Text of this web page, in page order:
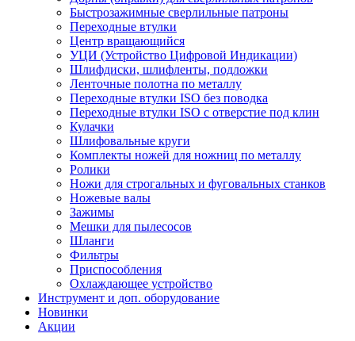
Быстрозажимные сверлильные патроны
Переходные втулки
Центр вращающийся
УЦИ (Устройство Цифровой Индикации)
Шлифдиски, шлифленты, подложки
Ленточные полотна по металлу
Переходные втулки ISO без поводка
Переходные втулки ISO с отверстие под клин
Кулачки
Шлифовальные круги
Комплекты ножей для ножниц по металлу
Ролики
Ножи для строгальных и фуговальных станков
Ножевые валы
Зажимы
Мешки для пылесосов
Шланги
Фильтры
Приспособления
Охлаждающее устройство
Инструмент и доп. оборудование
Новинки
Акции